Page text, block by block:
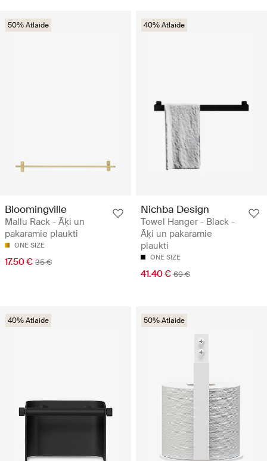
50% Atlaide
Bloomingville
Mallu Rack - Āķi un
pakaramie plaukti
ONE SIZE
17.50 € 35 €
40% Atlaide
Nichba Design
Towel Hanger - Black -
Āķi un pakaramie
plaukti
ONE SIZE
41.40 € 69 €
40% Atlaide 50% Atlaide